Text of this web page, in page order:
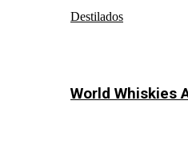
Destilados
World Whiskies